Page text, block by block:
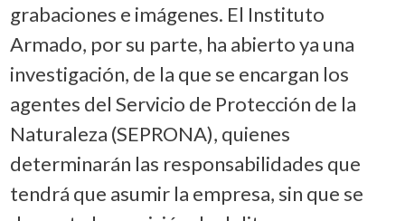
grabaciones e imágenes. El Instituto
Armado, por su parte, ha abierto ya una
investigación, de la que se encargan los
agentes del Servicio de Protección de la
Naturaleza (SEPRONA), quienes
determinarán las responsabilidades que
tendrá que asumir la empresa, sin que se